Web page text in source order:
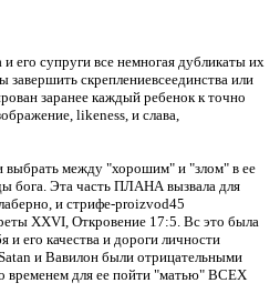
и его супруги все немногая дубликаты их
скреплениевсеединства или
заранее каждый ребенок к точно
likeness, и слава,
между "хорошим" и "злом" в ее
бога. Эта часть ПЛАНА вызвала для
и стрифе-proizvod45
XXVI, Откровение 17:5. Вс это была
и его качества и дороги личности
и Вавилон были отрицательными
временем для ее пойти "матью" ВСЕХ